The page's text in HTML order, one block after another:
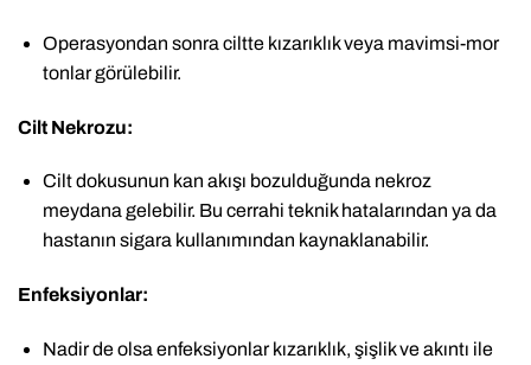
Operasyondan sonra ciltte kızarıklık veya mavimsi-mor
tonlar görülebilir.
Cilt Nekrozu:
Cilt dokusunun kan akışı bozulduğunda nekroz
meydana gelebilir. Bu cerrahi teknik hatalarından ya da
hastanın sigara kullanımından kaynaklanabilir.
Enfeksiyonlar:
Nadir de olsa enfeksiyonlar kızarıklık, şişlik ve akıntı ile